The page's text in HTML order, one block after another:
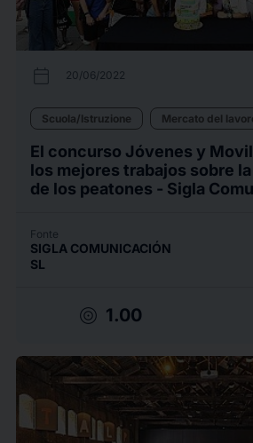
calendar_today 20/06/2022
Scuola/Istruzione Mercato del
El concurso Jóvenes y
los mejores trabajos sobre
de los peatones - Sigla
Fonte
SIGLA COMUNICACIÓN
SL
target 1.00